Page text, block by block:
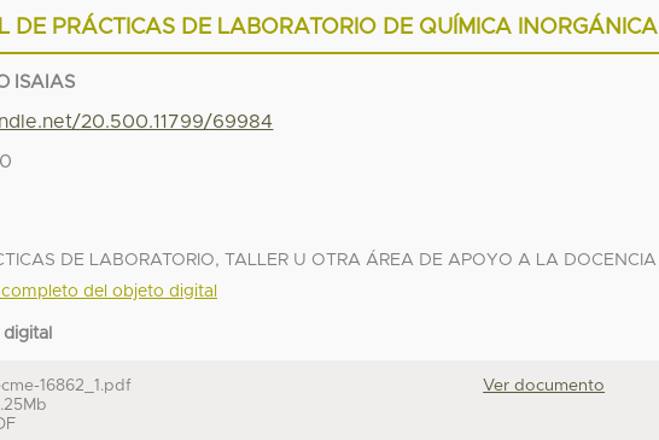
DE PRÁCTICAS DE LABORATORIO DE QUÍMICA INORGÁNICA
ISAIAS
20.500.11799/69984
DE LABORATORIO, TALLER U OTRA ÁREA DE APOYO A LA DOCENCIA
del objeto digital
16862_1.pdf
Ver documento